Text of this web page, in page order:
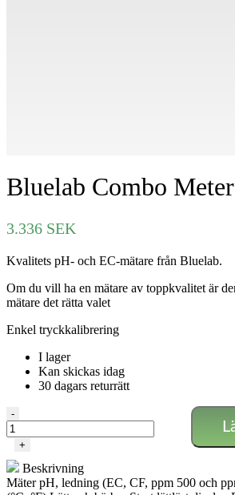
Bluelab Combo Meter
3.336 SEK
Kvalitets pH- och EC-mätare från Bluelab.
Om du vill ha en mätare av toppkvalitet är
mätare det rätta valet
Enkel tryckkalibrering
I lager
Kan skickas idag
30 dagars returrätt
Bluelab
Combo
Meter
-
+
Beskrivning
Mäter pH, ledning (EC, CF, ppm 500 och